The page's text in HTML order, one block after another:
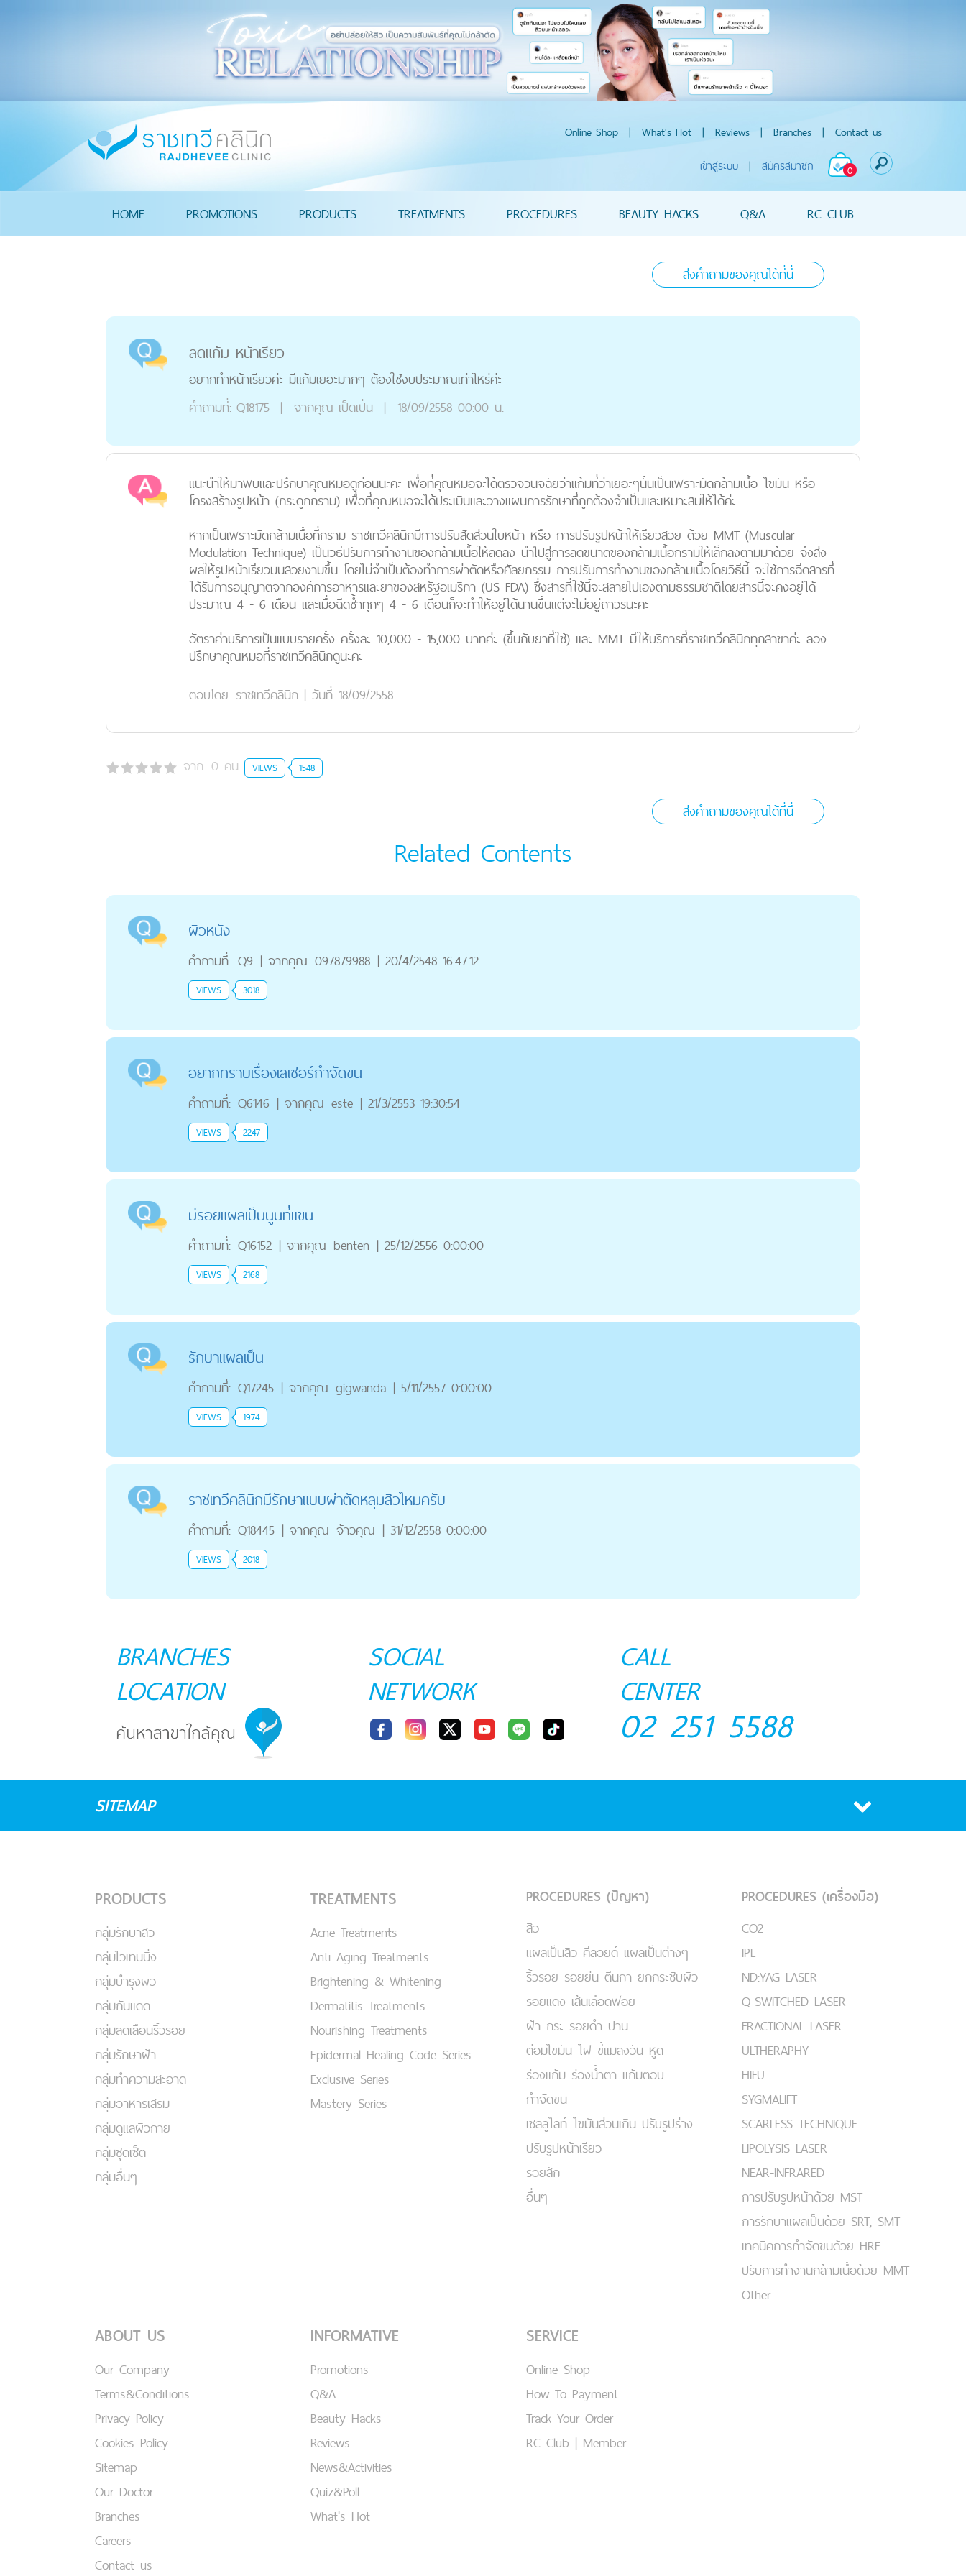
Online Shop | What's Hot | Reviews | Branches | Contact us
0
เข้าสู่ระบบ | สมัครสมาชิก
HOME PROMOTIONS PRODUCTS TREATMENTS PROCEDURES BEAUTY HACKS Q&A RC CLUB
ส่งคำถามของคุณได้ที่นี่
ลดแก้ม หน้าเรียว
อยากทำหน้าเรียวค่ะ มีแก้มเยอะมากๆ ต้องใช้งบประมาณเท่าไหร่ค่ะ
คำถามที่: Q18175 | จากคุณ เป็ดเปิ่น | 18/09/2558 00:00 น.
แนะนำให้มาพบและปรึกษาคุณหมอดูก่อนนะคะ เพื่อที่คุณหมอจะได้ตรวจวินิจฉัยว่าแก้มที่ว่าเยอะๆนั้นเป็นเพราะมัดกล้ามเนื้อ ไขมัน หรือ
โครงสร้างรูปหน้า (กระดูกกราม) เพื่อที่คุณหมอจะได้ประเมินและวางแผนการรักษาที่ถูกต้องจำเป็นและเหมาะสมให้ได้ค่ะ
หากเป็นเพราะมัดกล้ามเนื้อที่กราม ราชเทวีคลินิกมีการปรับสัดส่วนใบหน้า หรือ การปรับรูปหน้าให้เรียวสวย ด้วย MMT (Muscular
Modulation Technique) เป็นวิธีปรับการทำงานของกล้ามเนื้อให้ลดลง นำไปสู่การลดขนาดของกล้ามเนื้อกรามให้เล็กลงตามมาด้วย จึงส่ง
ผลให้รูปหน้าเรียวมนสวยงามขึ้น โดยไม่จำเป็นต้องทำการผ่าตัดหรือศัลยกรรม การปรับการทำงานของกล้ามเนื้อโดยวิธีนี้ จะใช้การฉีดสารที่
ได้รับการอนุญาตจากองค์การอาหารและยาของสหรัฐอเมริกา (US FDA) ซึ่งสารที่ใช้นี้จะสลายไปเองตามธรรมชาติโดยสารนี้จะคงอยู่ได้
ประมาณ 4 - 6 เดือน และเมื่อฉีดซ้ำทุกๆ 4 - 6 เดือนก็จะทำให้อยู่ได้นานขึ้นแต่จะไม่อยู่ถาวรนะคะ
อัตราค่าบริการเป็นแบบรายครั้ง ครั้งละ 10,000 - 15,000 บาทค่ะ (ขึ้นกับยาที่ใช้) และ MMT มีให้บริการที่ราชเทวีคลินิกทุกสาขาค่ะ ลอง
ปรึกษาคุณหมอที่ราชเทวีคลินิกดูนะคะ
ตอบโดย: ราชเทวีคลินิก | วันที่ 18/09/2558
จาก: 0 คน VIEWS 1548
ส่งคำถามของคุณได้ที่นี่
Related Contents
ผิวหนัง
คำถามที่: Q9 | จากคุณ 097879988 | 20/4/2548 16:47:12
VIEWS 3018
อยากทราบเรื่องเลเซอร์กำจัดขน
คำถามที่: Q6146 | จากคุณ este | 21/3/2553 19:30:54
VIEWS 2247
มีรอยแผลเป็นนูนที่แขน
คำถามที่: Q16152 | จากคุณ benten | 25/12/2556 0:00:00
VIEWS 2168
รักษาแผลเป็น
คำถามที่: Q17245 | จากคุณ gigwanda | 5/11/2557 0:00:00
VIEWS 1974
ราชเทวีคลินิกมีรักษาแบบผ่าตัดหลุมสิวไหมครับ
คำถามที่: Q18445 | จากคุณ จ้าวคุณ | 31/12/2558 0:00:00
VIEWS 2018
BRANCHES
LOCATION
SOCIAL
NETWORK
CALL
CENTER
02 251 5588
SITEMAP
PRODUCTS
กลุ่มรักษาสิว
กลุ่มไวเทนนิ่ง
กลุ่มบำรุงผิว
กลุ่มกันแดด
กลุ่มลดเลือนริ้วรอย
กลุ่มรักษาฝ้า
กลุ่มทำความสะอาด
กลุ่มอาหารเสริม
กลุ่มดูแลผิวกาย
กลุ่มชุดเซ็ต
กลุ่มอื่นๆ
TREATMENTS
Acne Treatments
Anti Aging Treatments
Brightening & Whitening
Dermatitis Treatments
Nourishing Treatments
Epidermal Healing Code Series
Exclusive Series
Mastery Series
PROCEDURES (ปัญหา)
สิว
แผลเป็นสิว คีลอยด์ แผลเป็นต่างๆ
ริ้วรอย รอยย่น ตีนกา ยกกระชับผิว
รอยแดง เส้นเลือดฟอย
ฝ้า กระ รอยดำ ปาน
ต่อมไขมัน ไฝ ขี้แมลงวัน หูด
ร่องแก้ม ร่องน้ำตา แก้มตอบ
กำจัดขน
เชลลูไลท์ ไขมันส่วนเกิน ปรับรูปร่าง
ปรับรูปหน้าเรียว
รอยสัก
อื่นๆ
PROCEDURES (เครื่องมือ)
CO2
IPL
ND:YAG LASER
Q-SWITCHED LASER
FRACTIONAL LASER
ULTHERAPHY
HIFU
SYGMALIFT
SCARLESS TECHNIQUE
LIPOLYSIS LASER
NEAR-INFRARED
การปรับรูปหน้าด้วย MST
การรักษาแผลเป็นด้วย SRT, SMT
เทคนิคการกำจัดขนด้วย HRE
ปรับการทำงานกล้ามเนื้อด้วย MMT
Other
ABOUT US
Our Company
Terms&Conditions
Privacy Policy
Cookies Policy
Sitemap
Our Doctor
Branches
Careers
Contact us
INFORMATIVE
Promotions
Q&A
Beauty Hacks
Reviews
News&Activities
Quiz&Poll
What's Hot
SERVICE
Online Shop
How To Payment
Track Your Order
RC Club | Member